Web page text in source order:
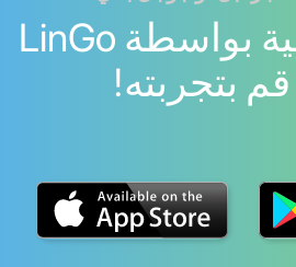
اللغة الروسية بواسطة LinGo